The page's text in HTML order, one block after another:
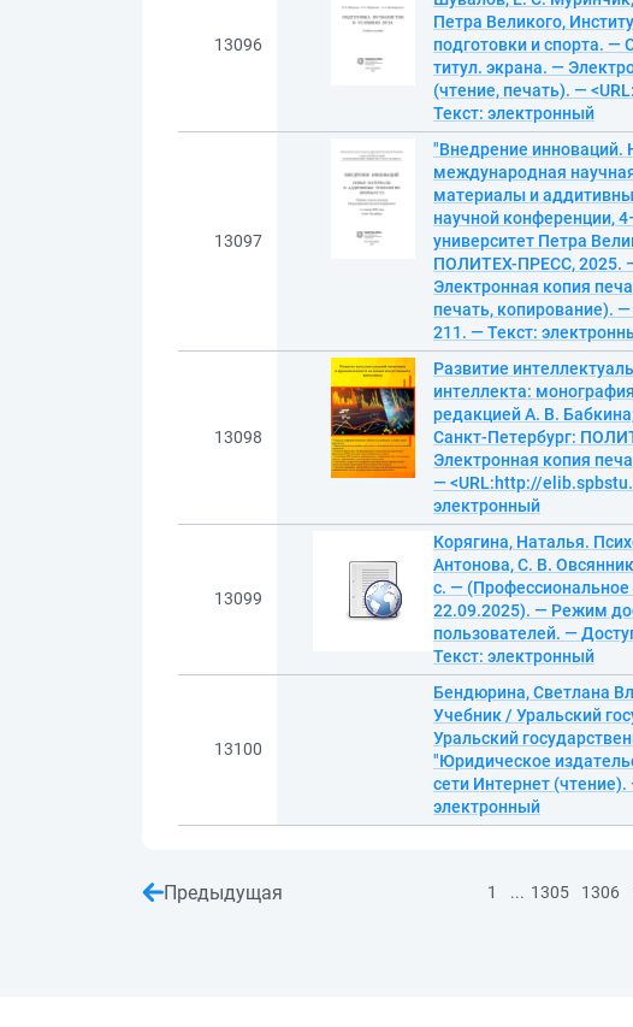
13096
Петра Великого,
подготовки и спорта.
титул. экрана. —
(чтение, печать). —
Текст: электронный
13097
"Внедрение
международная
материалы и
научной конференции,
университет Петра
ПОЛИТЕХ-ПРЕСС, 2025. —
Электронная копия
печать, копирование).
211. — Текст:
13098
Развитие
интеллекта:
редакцией А. В.
Санкт-Петербург:
Электронная копия
— <URL:http://
электронный
13099
Корягина, Наталья.
Антонова, С. В.
с. —
22.09.2025). — Режим
пользователей. —
Текст: электронный
13100
Бендюрина, Светлана
Учебник / Уральский
Уральский
"Юридическое
сети Интернет
электронный
Предыдущая 1 ... 1305 1306